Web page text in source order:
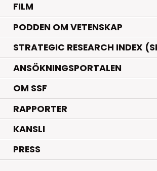
FILM
PODDEN OM VETENSKAP
STRATEGIC RESEARCH INDEX
ANSÖKNINGSPORTALEN
OM SSF
RAPPORTER
KANSLI
PRESS